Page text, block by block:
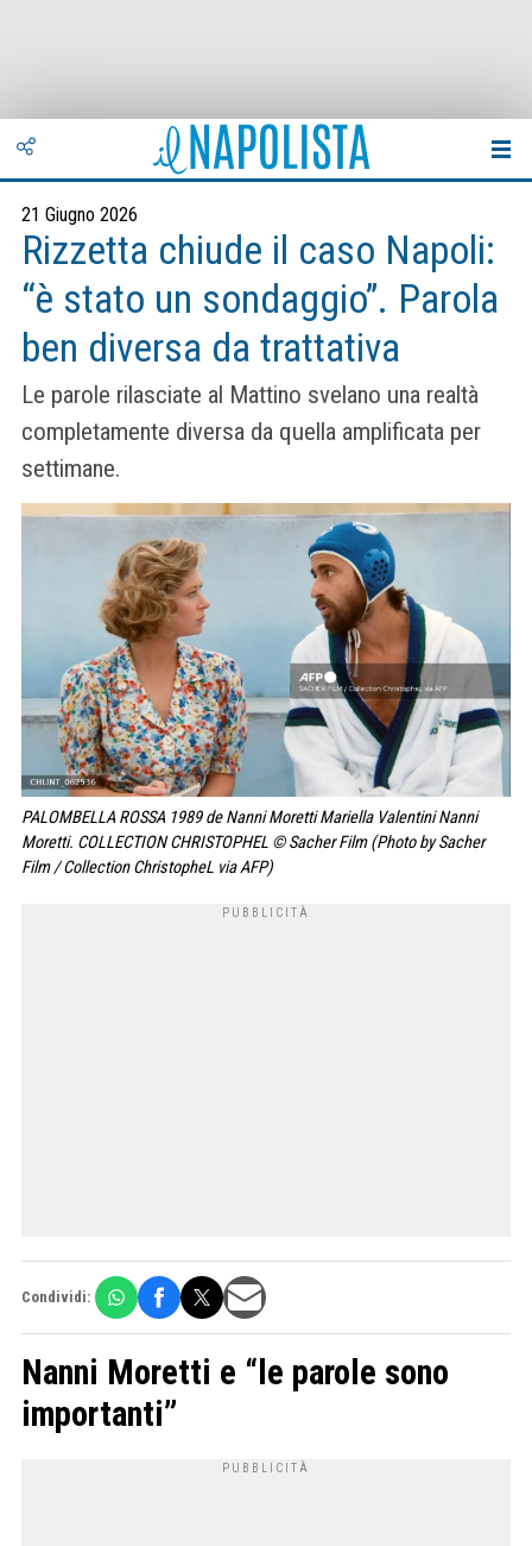
21 Giugno 2026
Rizzetta chiude il caso Napoli:
“è stato un sondaggio”. Parola
ben diversa da trattativa
Le parole rilasciate al Mattino svelano una realtà
completamente diversa da quella amplificata per
settimane.
PALOMBELLA ROSSA 1989 de Nanni Moretti Mariella Valentini Nanni
Moretti. COLLECTION CHRISTOPHEL © Sacher Film (Photo by Sacher
Film / Collection ChristopheL via AFP)
Condividi:
Nanni Moretti e “le parole sono
importanti”